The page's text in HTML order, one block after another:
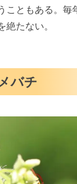
こともある。毎
絶たない。
バチ